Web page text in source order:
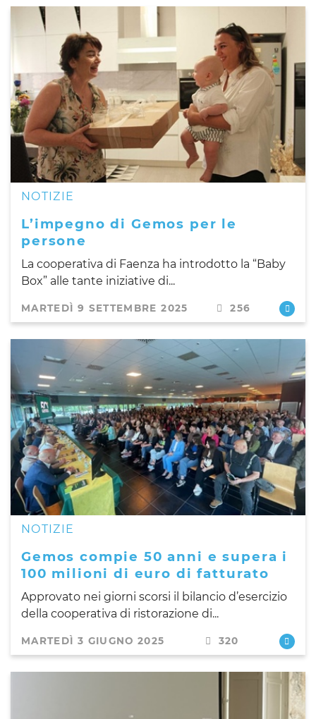
NOTIZIE
L’impegno di Gemos per le
persone
La cooperativa di Faenza ha introdotto la “Baby
Box” alle tante iniziative di...
MARTEDÌ 9 SETTEMBRE 2025 256
NOTIZIE
Gemos compie 50 anni e supera i
100 milioni di euro di fatturato
Approvato nei giorni scorsi il bilancio d’esercizio
della cooperativa di ristorazione di...
MARTEDÌ 3 GIUGNO 2025 320